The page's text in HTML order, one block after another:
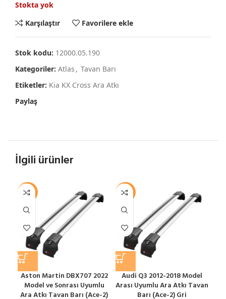
Stokta yok
Karşılaştır
Favorilere ekle
Stok kodu: 12000.05.190
Kategoriler: Atlas , Tavan Barı
Etiketler: Kia KX Cross Ara Atkı
Paylaş
İlgili ürünler
-12%
Aston Martin DBX707 2022
Model ve Sonrası Uyumlu
Ara Atkı Tavan Barı (Ace-2)
-12%
Audi Q3 2012-2018 Model
Arası Uyumlu Ara Atkı Tavan
Barı (Ace-2) Gri